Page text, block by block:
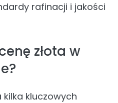
rafinacji i jakości
złota w
kilka kluczowych